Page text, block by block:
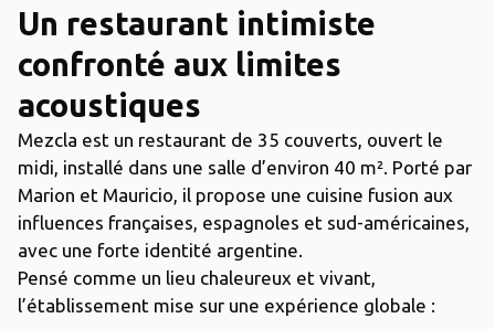
Un restaurant intimiste
confronté aux limites
acoustiques
Mezcla est un restaurant de 35 couverts, ouvert le
midi, installé dans une salle d’environ 40 m². Porté par
Marion et Mauricio, il propose une cuisine fusion aux
influences françaises, espagnoles et sud-américaines,
avec une forte identité argentine.
Pensé comme un lieu chaleureux et vivant,
l’établissement mise sur une expérience globale :